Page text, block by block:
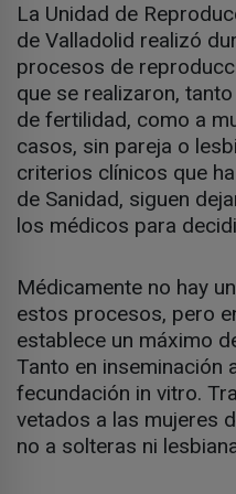
La Unidad de
de Valladolid realizó
procesos de
que se realizaron,
de fertilidad, como a
casos, sin pareja o
criterios clínicos que
de Sanidad, siguen
los médicos para
Médicamente no hay
estos procesos, pero
establece un máximo
Tanto en inseminación
fecundación in vitro.
vetados a las mujeres
no a solteras ni